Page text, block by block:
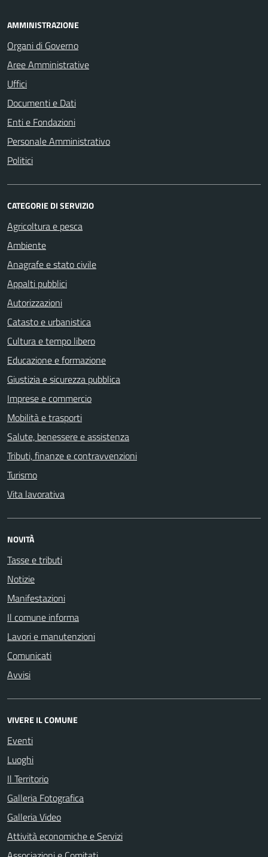
AMMINISTRAZIONE
Organi di Governo
Aree Amministrative
Uffici
Documenti e Dati
Enti e Fondazioni
Personale Amministrativo
Politici
CATEGORIE DI SERVIZIO
Agricoltura e pesca
Ambiente
Anagrafe e stato civile
Appalti pubblici
Autorizzazioni
Catasto e urbanistica
Cultura e tempo libero
Educazione e formazione
Giustizia e sicurezza pubblica
Imprese e commercio
Mobilità e trasporti
Salute, benessere e assistenza
Tributi, finanze e contravvenzioni
Turismo
Vita lavorativa
NOVITÀ
Tasse e tributi
Notizie
Manifestazioni
Il comune informa
Lavori e manutenzioni
Comunicati
Avvisi
VIVERE IL COMUNE
Eventi
Luoghi
Il Territorio
Galleria Fotografica
Galleria Video
Attività economiche e Servizi